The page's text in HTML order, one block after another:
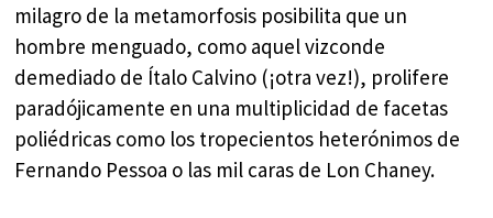
milagro de la metamorfosis posibilita que un
hombre menguado, como aquel vizconde
demediado de Ítalo Calvino (¡otra vez!), prolifere
paradójicamente en una multiplicidad de facetas
poliédricas como los tropecientos heterónimos de
Fernando Pessoa o las mil caras de Lon Chaney.